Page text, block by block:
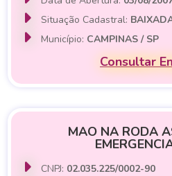
Situação Cadastral:
Município: CAMPINAS / SP
Consultar
MAO NA RODA
CNPJ: 02.035.225/0002-90